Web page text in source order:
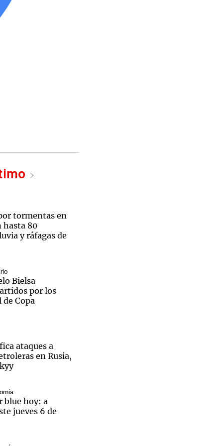
tormentas en
hasta 80
y ráfagas de
Bielsa
por los
Copa
ataques a
en Rusia,
blue hoy: a
jueves 6 de